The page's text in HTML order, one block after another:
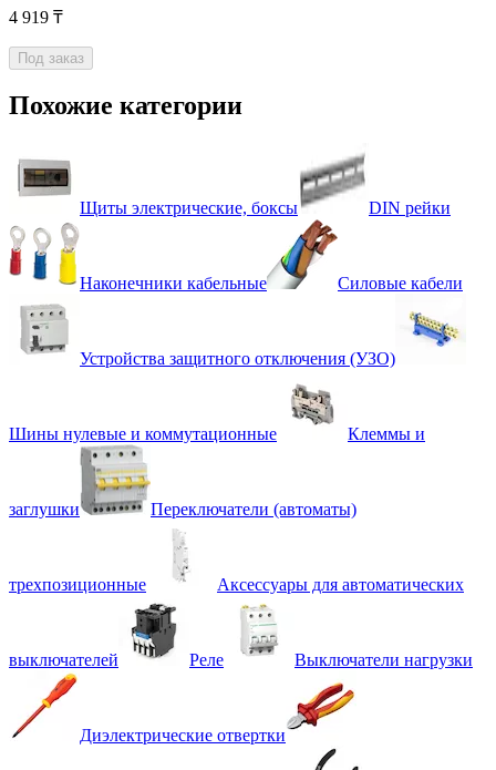
4 919 ₸
Под заказ
Похожие категории
Щиты электрические, боксы DIN рейки
Наконечники кабельные Силовые кабели
Устройства защитного отключения (УЗО)
Шины нулевые и коммутационные Клеммы и
заглушки Переключатели (автоматы)
трехпозиционные Аксессуары для автоматических
выключателей Реле Выключатели нагрузки
Диэлектрические отвертки